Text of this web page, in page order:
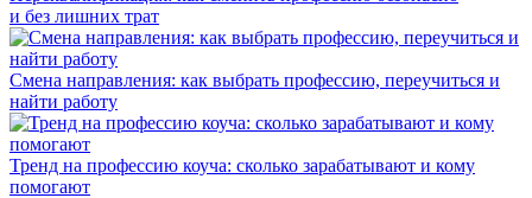
и без лишних трат
Смена направления: как выбрать профессию, переучиться и
найти работу
Тренд на профессию коуча: сколько зарабатывают и кому
помогают